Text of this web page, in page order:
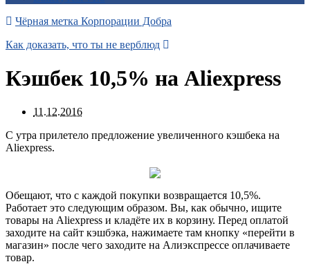
Чёрная метка Корпорации Добра
Как доказать, что ты не верблюд
Кэшбек 10,5% на Aliexpress
11.12.2016
С утра прилетело предложение увеличенного кэшбека на
Aliexpress.
Обещают, что с каждой покупки возвращается 10,5%.
Работает это следующим образом. Вы, как обычно, ищите
товары на Aliexpress и кладёте их в корзину. Перед оплатой
заходите на сайт кэшбэка, нажимаете там кнопку «перейти в
магазин» после чего заходите на Алиэкспрессе оплачиваете
товар.